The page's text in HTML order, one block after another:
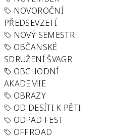
NOVOROČNÍ
PŘEDSEVZETÍ
NOVÝ SEMESTR
OBČANSKÉ
SDRUŽENÍ ŠVAGR
OBCHODNÍ
AKADEMIE
OBRAZY
OD DESÍTI K PĚTI
ODPAD FEST
OFFROAD